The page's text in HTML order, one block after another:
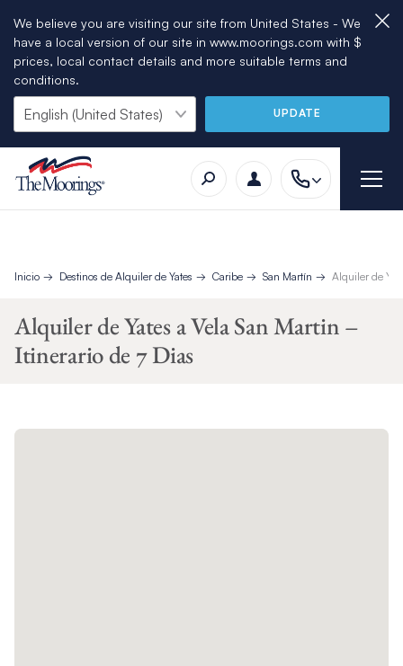
We believe you are visiting our site from United States - We
have a local version of our site in www.moorings.com with $
prices, local contact details and more suitable terms and
conditions.
UPDATE
Inicio Destinos de Alquiler de Yates Caribe San Martín Alquiler de
Alquiler de Yates a Vela San Martin –
Itinerario de 7 Dias